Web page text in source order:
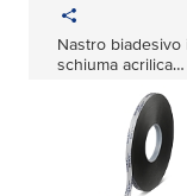
Nastro biadesivo
schiuma acrilica